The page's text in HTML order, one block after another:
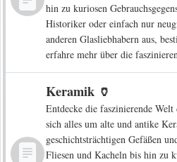
hin zu kuriosen
Historiker oder einfach nur
anderen Glasliebhabern aus,
erfahre mehr über die
Keramik 🏺
Entdecke die faszinierende
sich alles um alte und antike
geschichtsträchtigen Gefäßen
Fliesen und Kacheln bis hin zu